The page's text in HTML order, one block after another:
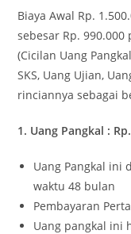
Biaya Awal Rp.
sebesar Rp.
(Cicilan Uang
SKS, Uang Ujian,
rinciannya sebagai
1. Uang Pangkal :
Uang Pangkal ini
waktu 48 bulan
Pembayaran
Uang pangkal ini